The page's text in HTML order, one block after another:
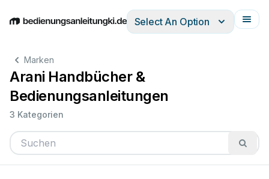
EnglishDeutschEspañolItalianoFrançais
Select An Option
Marken
Arani Handbücher &
Bedienungsanleitungen
3 Kategorien